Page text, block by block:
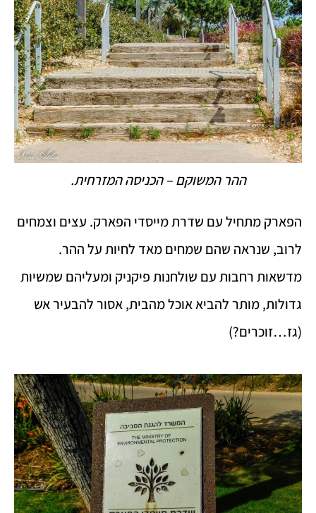
ההר המשוקם – הכניסה המזרחית.
הפארק מתחיל עם שדרת מייסדי הפארק. עצים וצמחים
לרוב, שנראה שהם שמחים מאד לחיות על ההר.
מדשאות רחבות עם שולחנות פיקניק ומעליהם שמשיות
גדולות, מותר להביא אוכל מהבית, אסור להבעיר אש
(גז…זוכרים?)